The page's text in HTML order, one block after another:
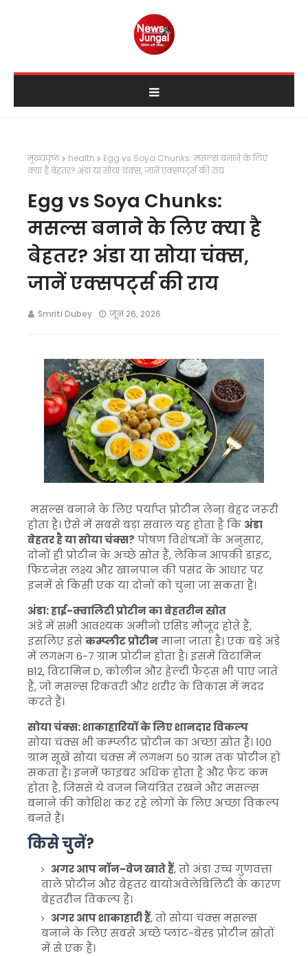
मुख्यपृष्ठ health
Egg vs Soya Chunks: मसल्स बनाने के लिए
क्या है बेहतर? अंडा या सोया चंक्स, जानें एक्सपर्ट्स की राय
Egg vs Soya Chunks:
मसल्स बनाने के लिए क्या है
बेहतर? अंडा या सोया चंक्स,
जानें एक्सपर्ट्स की राय
Smriti Dubey जून 26, 2026
मसल्स बनाने के लिए पर्याप्त प्रोटीन लेना बेहद जरूरी
होता है। ऐसे में सबसे बड़ा सवाल यह होता है कि अंडा
बेहतर है या सोया चंक्स? पोषण विशेषज्ञों के अनुसार,
दोनों ही प्रोटीन के अच्छे स्रोत हैं, लेकिन आपकी डाइट,
फिटनेस लक्ष्य और खानपान की पसंद के आधार पर
इनमें से किसी एक या दोनों को चुना जा सकता है।
अंडा: हाई-क्वालिटी प्रोटीन का बेहतरीन स्रोत
अंडे में सभी आवश्यक अमीनो एसिड मौजूद होते हैं,
इसलिए इसेकम्प्लीट प्रोटीनमाना जाता है। एक बड़े अंडे
में लगभग 6-7 ग्राम प्रोटीन होता है। इसमें विटामिन
B12, विटामिन D, कोलीन और हेल्दी फैट्स भी पाए जाते
हैं, जो मसल्स रिकवरी और शरीर के विकास में मदद
करते हैं।
सोया चंक्स: शाकाहारियों के लिए शानदार विकल्प
सोया चंक्स भी कम्प्लीट प्रोटीन का अच्छा स्रोत हैं। 100
ग्राम सूखे सोया चंक्स में लगभग 50 ग्राम तक प्रोटीन हो
सकता है। इनमें फाइबर अधिक होता है और फैट कम
होता है, जिससे ये वजन नियंत्रित रखने और मसल्स
बनाने की कोशिश कर रहे लोगों के लिए अच्छा विकल्प
बनते हैं।
किसे चुनें?
अगर आप नॉन-वेज खाते हैं, तो अंडा उच्च गुणवत्ता
वाले प्रोटीन और बेहतर बायोअवेलेबिलिटी के कारण
बेहतरीन विकल्प है।
अगर आप शाकाहारी हैं, तो सोया चंक्स मसल्स
बनाने के लिए सबसे अच्छे प्लांट-बेस्ड प्रोटीन स्रोतों
में से एक हैं।